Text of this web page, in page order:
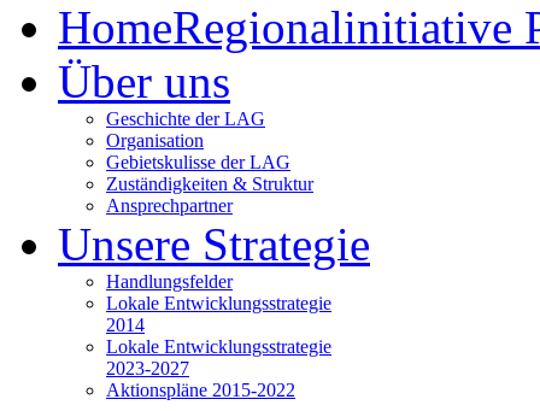
HomeRegionalinitiative
Über uns
Geschichte der LAG
Organisation
Gebietskulisse der LAG
Zuständigkeiten & Struktur
Ansprechpartner
Unsere Strategie
Handlungsfelder
Lokale Entwicklungsstrategie
2014
Lokale Entwicklungsstrategie
2023-2027
Aktionspläne 2015-2022